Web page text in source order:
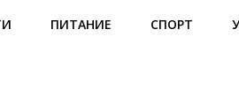
ПИТАНИЕ СПОРТ